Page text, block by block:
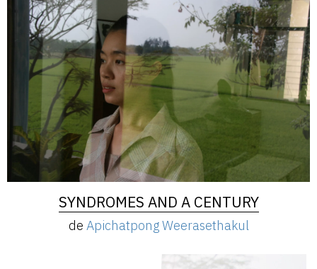
SYNDROMES AND A CENTURY
de Apichatpong Weerasethakul